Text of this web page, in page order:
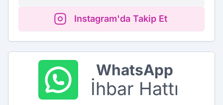
Instagram'da Takip Et
WhatsApp
İhbar Hattı